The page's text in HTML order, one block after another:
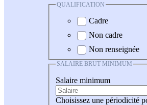
QUALIFICATION
Cadre
Non cadre
Non renseignée
SALAIRE BRUT MINIMUM
Salaire minimum
Choisissez une périodicité